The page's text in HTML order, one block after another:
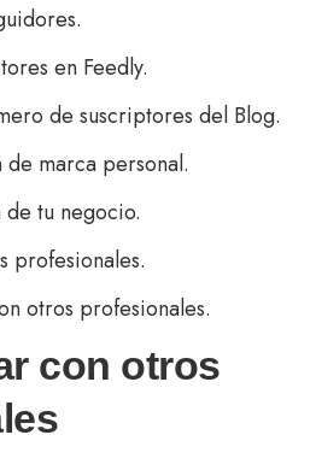
en Feedly.
de suscriptores del Blog.
marca personal.
tu negocio.
profesionales.
otros profesionales.
con otros